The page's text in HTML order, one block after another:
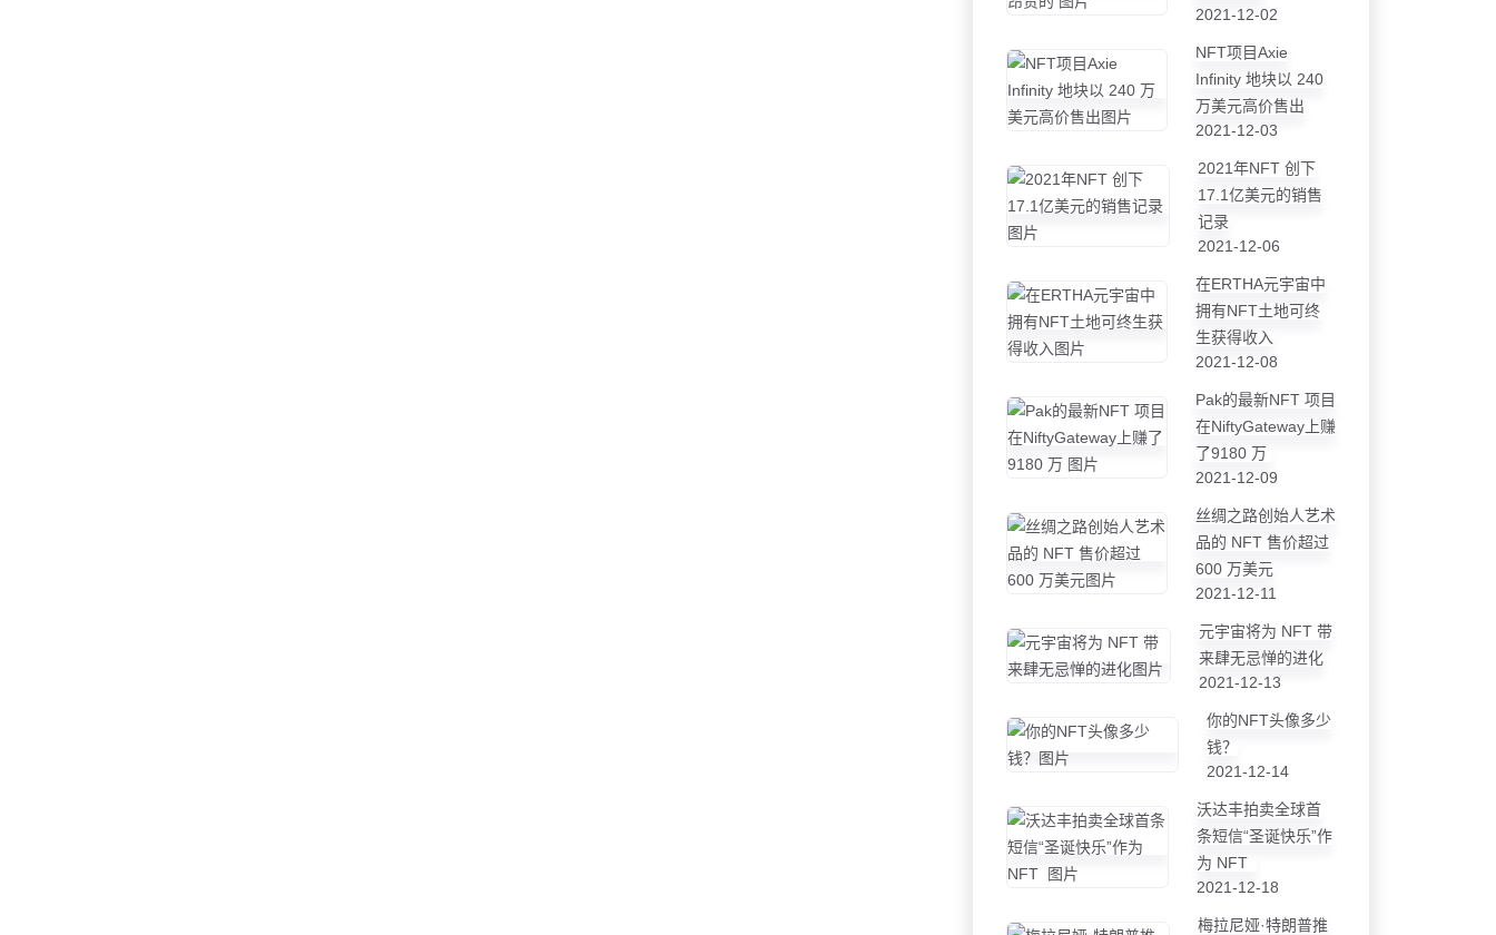
2021-12-02
NFT项目Axie
Infinity 地块以 240
万美元高价售出
2021-12-03
2021年NFT 创下
17.1亿美元的销售
记录
2021-12-06
在ERTHA元宇宙中
拥有NFT土地可终
生获得收入
2021-12-08
Pak的最新NFT 项目
在NiftyGateway上赚
了9180 万
2021-12-09
丝绸之路创始人艺术
品的 NFT 售价超过
600 万美元
2021-12-11
元宇宙将为 NFT 带
来肆无忌惮的进化
2021-12-13
你的NFT头像多少
钱？
2021-12-14
沃达丰拍卖全球首
条短信“圣诞快乐”作
为 NFT
2021-12-18
梅拉尼娅·特朗普推